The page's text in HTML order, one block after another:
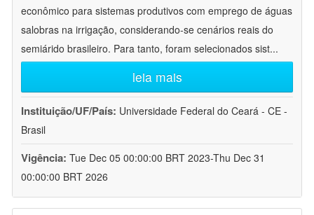
econômico para sistemas produtivos com emprego de águas
salobras na irrigação, considerando-se cenários reais do
semiárido brasileiro. Para tanto, foram selecionados sist...
leia mais
Instituição/UF/País: Universidade Federal do Ceará - CE -
Brasil
Vigência: Tue Dec 05 00:00:00 BRT 2023-Thu Dec 31
00:00:00 BRT 2026